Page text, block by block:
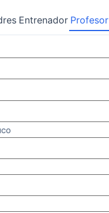
Entrenador Profesor